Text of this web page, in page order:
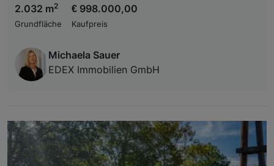
2.032 m2
Grundfläche
€ 998.000,00
Kaufpreis
Michaela Sauer
EDEX Immobilien GmbH